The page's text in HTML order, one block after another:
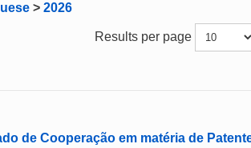
> 2026
Results per page
de Cooperação em matéria de